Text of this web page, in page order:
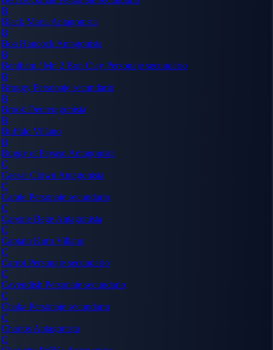
B
Black Maria Antagonista
B
Boa Hancock Antagonista
B
Bentham / Mr. 2 Bon Clay Personaje secundario
B
Broggy Personaje secundario
B
Brook Deuteragonista
B
Buffalo Villano
B
Buggy el Payaso Antagonista
C
Caesar Clown Antagonista
C
Camie Personaje secundario
C
Capone Bege Antagonista
C
Captain Kuro Villano
C
Carrot Personaje secundario
C
Cavendish Personaje secundario
C
Chaka Personaje secundario
C
Charlos Antagonista
C